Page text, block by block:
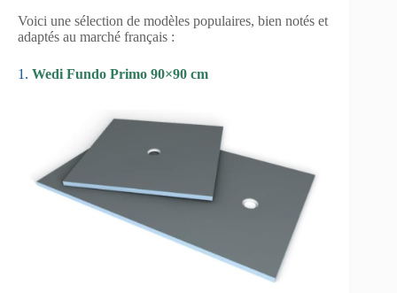
Voici une sélection de modèles populaires, bien notés et
adaptés au marché français :
1. Wedi Fundo Primo 90×90 cm